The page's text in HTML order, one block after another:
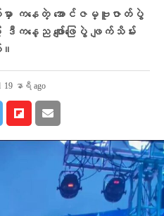
ာ ကနေတဲ့ အောင်ဇမ္ဗူဇာတ်ပွဲ
ဒီကနေ့ည ဖျော်ဖြေပွဲ ဖျက်သိမ်း
19 နာရီ ago